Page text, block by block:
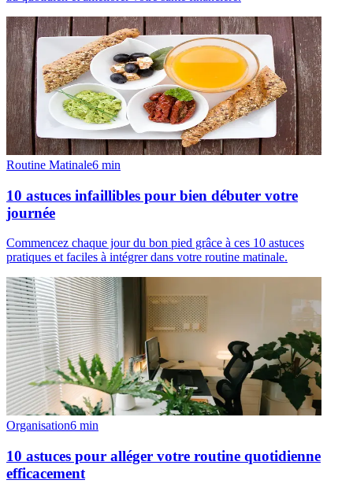
Routine Matinale6 min
10 astuces infaillibles pour bien débuter votre
journée
Commencez chaque jour du bon pied grâce à ces 10 astuces
pratiques et faciles à intégrer dans votre routine matinale.
Organisation6 min
10 astuces pour alléger votre routine quotidienne
efficacement